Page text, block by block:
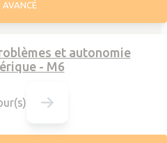
AVANCÉ
et autonomie
- M6